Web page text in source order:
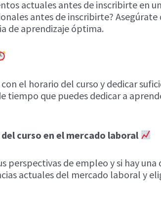
actuales antes de inscribirte en
antes de inscribirte?
de aprendizaje óptima.
el horario del curso y dedicar
tiempo que puedes dedicar a
curso en el mercado laboral
perspectivas de empleo y si hay
actuales del mercado laboral y